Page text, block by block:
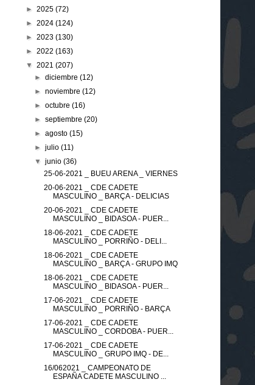
► 2025 (72)
► 2024 (124)
► 2023 (130)
► 2022 (163)
▼ 2021 (207)
►diciembre(12)
►noviembre(12)
►octubre(16)
►septiembre(20)
►agosto(15)
►julio(11)
▼junio(36)
25-06-2021 _ BUEU ARENA _ VIERNES
20-06-2021 _ CDE CADETE
MASCULINO _ BARÇA - DELICIAS
20-06-2021 _ CDE CADETE
MASCULINO _ BIDASOA - PUER...
18-06-2021 _ CDE CADETE
MASCULINO _ PORRIÑO - DELI...
18-06-2021 _ CDE CADETE
MASCULINO _ BARÇA - GRUPO IMQ
18-06-2021 _ CDE CADETE
MASCULINO _ BIDASOA - PUER...
17-06-2021 _ CDE CADETE
MASCULINO _ PORRIÑO - BARÇA
17-06-2021 _ CDE CADETE
MASCULINO _ CORDOBA - PUER...
17-06-2021 _ CDE CADETE
MASCULINO _ GRUPO IMQ - DE...
16/062021 _ CAMPEONATO DE
ESPAÑA CADETE MASCULINO ...